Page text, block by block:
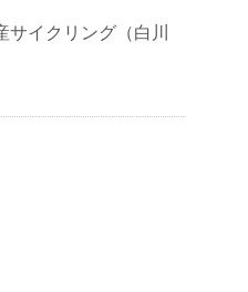
サイクリング（白川